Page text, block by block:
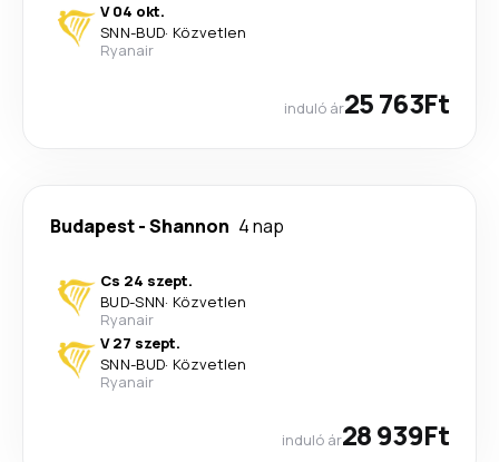
V 04 okt.
SNN-BUD· Közvetlen
Ryanair
induló ár25 763Ft
Budapest-Shannon 4 nap
Cs 24 szept.
BUD-SNN· Közvetlen
Ryanair
V 27 szept.
SNN-BUD· Közvetlen
Ryanair
induló ár28 939Ft